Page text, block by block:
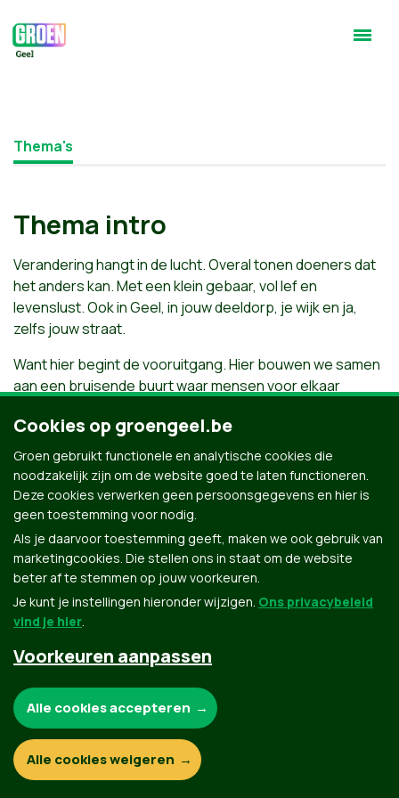
Thema's
Thema intro
Verandering hangt in de lucht. Overal tonen doeners dat
het anders kan. Met een klein gebaar, vol lef en
levenslust. Ook in Geel, in jouw deeldorp, je wijk en ja,
zelfs jouw straat.
Want hier begint de vooruitgang. Hier bouwen we samen
aan een bruisende buurt waar mensen voor elkaar
straten en verfrissend groen. Hier wordt je stem
gehoord en krijgt iedereen een eerlijke kans.
Groen.be
© Copyright Groen 2026 | Gemaakt metNationBuilder
Cookies op groengeel.be
Groen gebruikt functionele en analytische cookies die
noodzakelijk zijn om de website goed te laten functioneren.
Deze cookies verwerken geen persoonsgegevens en hier is
geen toestemming voor nodig.
Als je daarvoor toestemming geeft, maken we ook gebruik van
marketingcookies. Die stellen ons in staat om de website
beter af te stemmen op jouw voorkeuren.
Je kunt je instellingen hieronder wijzigen. Ons privacybeleid
vind je hier.
Voorkeuren aanpassen
Functionele en analytische cookies:
Alle cookies accepteren
Alle cookies weigeren